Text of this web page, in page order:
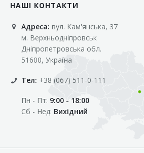
«Свіжачок»
«Сільпо»
«Фора»
«Фреш»
«Фуршет»
«Цент»
НАШІ КОНТАКТИ
Адреса: вул. Кам'янська, 37
м. Верхньодніпровськ
Дніпропетровська обл.
51600, Україна
Тел: +38 (067) 511-0-111
Пн - Пт: 9:00 - 18:00
Сб - Нед: Вихідний